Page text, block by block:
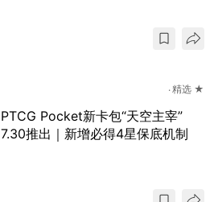
精选 ★
PTCG Pocket新卡包“天空主宰”
7.30推出｜新增必得4星保底机制